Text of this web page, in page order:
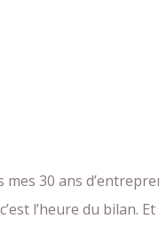
30 ans
l’heure du bilan.